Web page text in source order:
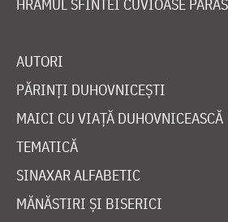
HRAMUL SFINTEI CUVIOASE
AUTORI
PĂRINȚI DUHOVNICEȘTI
MAICI CU VIAȚĂ DUHOVNICEASCĂ
TEMATICĂ
SINAXAR ALFABETIC
MĂNĂSTIRI ȘI BISERICI